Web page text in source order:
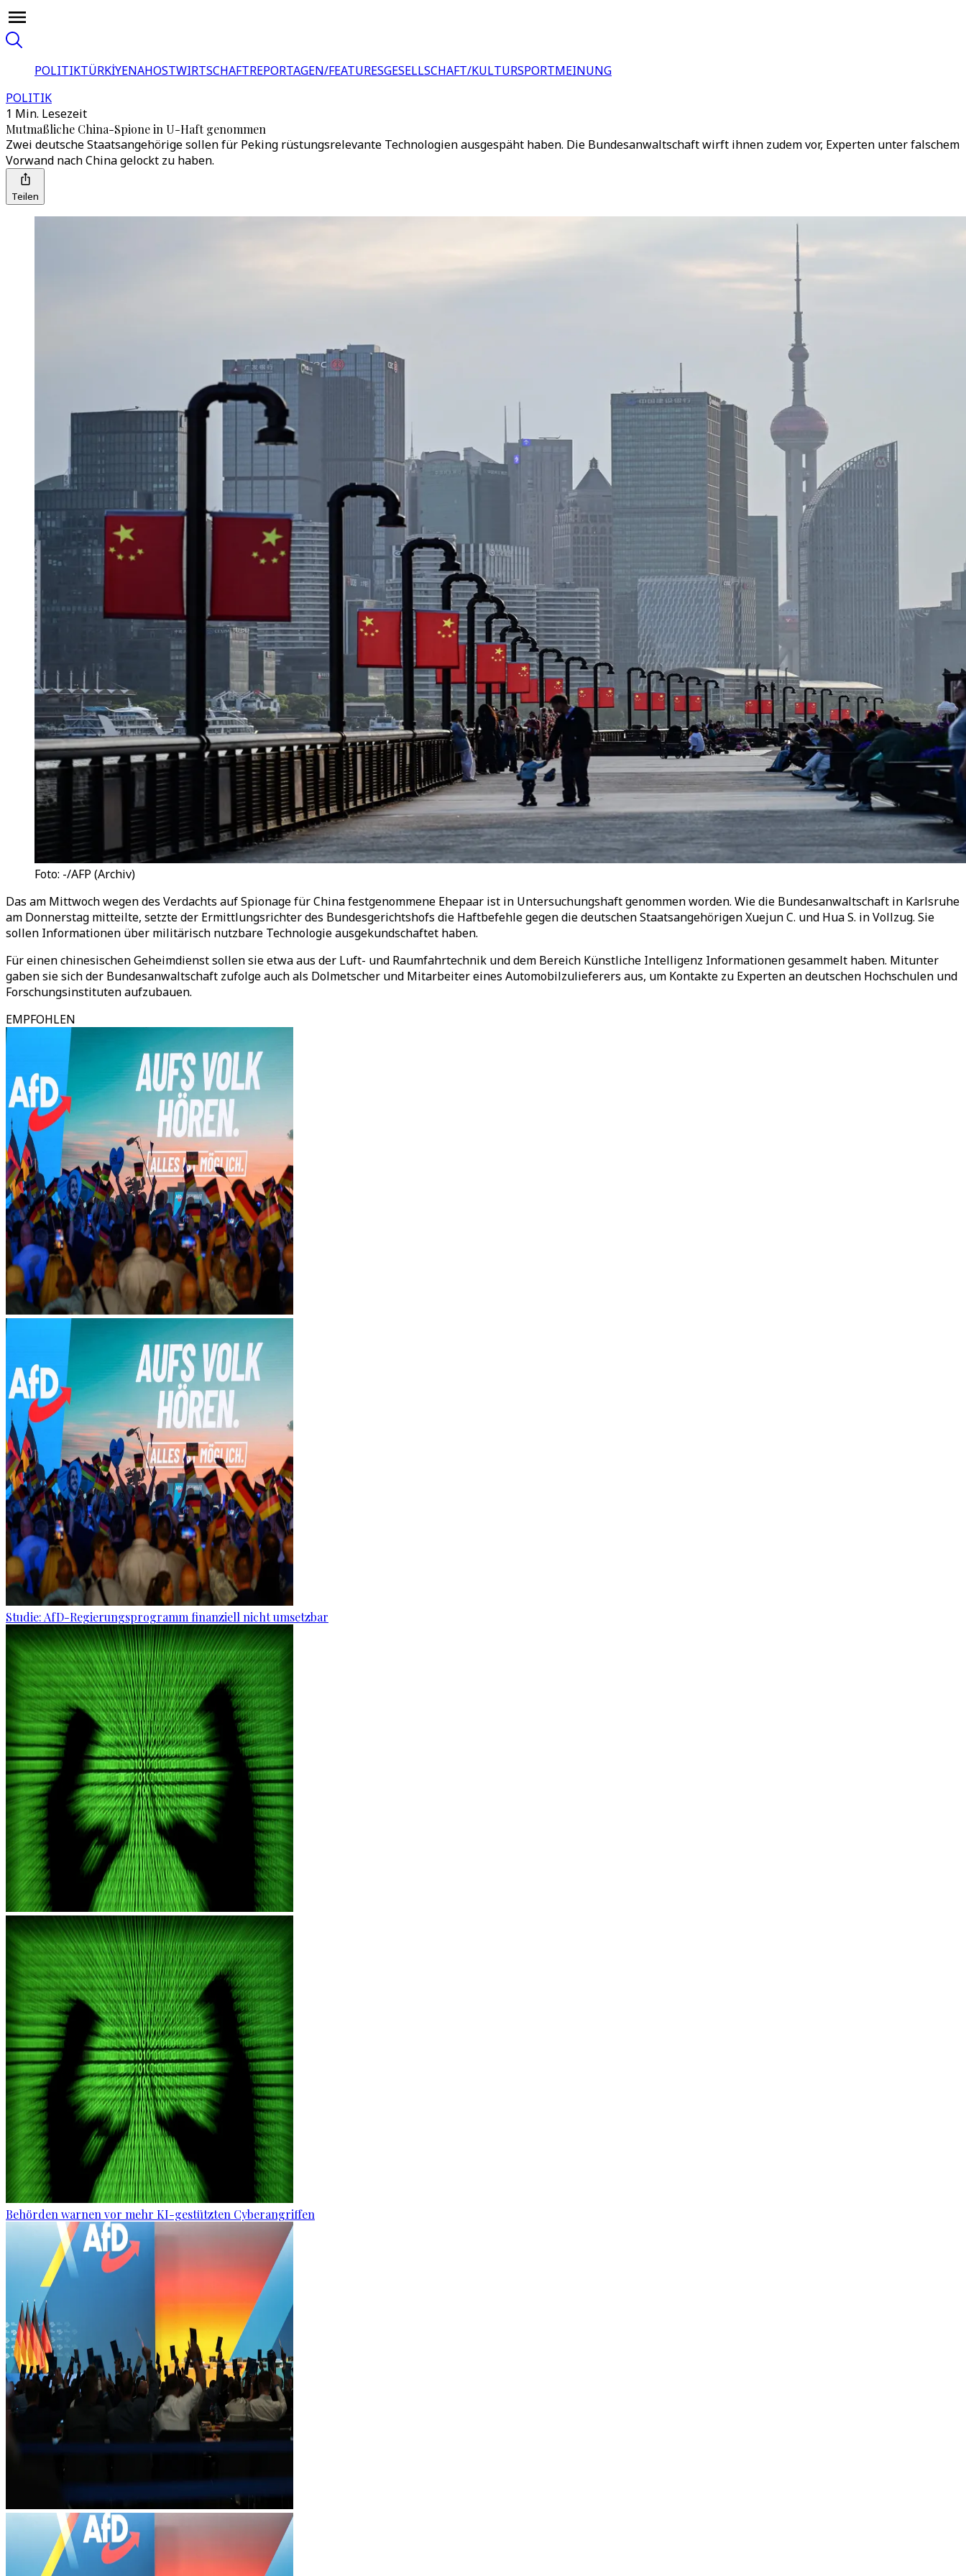
POLITIKTÜRKİYENAHOSTWIRTSCHAFTREPORTAGEN/FEATURESGESELLSCHAFT/KULTURSPORTMEINUNG
POLITIK
1 Min. Lesezeit
Mutmaßliche China-Spione in U-Haft genommen
Zwei deutsche Staatsangehörige sollen für Peking rüstungsrelevante Technologien ausgespäht haben. Die Bundesanwaltschaft wirft ihnen zudem vor, Experten unter falschem
Vorwand nach China gelockt zu haben.
Teilen
Foto: -/AFP (Archiv)
Das am Mittwoch wegen des Verdachts auf Spionage für China festgenommene Ehepaar ist in Untersuchungshaft genommen worden. Wie die Bundesanwaltschaft in Karlsruhe
am Donnerstag mitteilte, setzte der Ermittlungsrichter des Bundesgerichtshofs die Haftbefehle gegen die deutschen Staatsangehörigen Xuejun C. und Hua S. in Vollzug. Sie
sollen Informationen über militärisch nutzbare Technologie ausgekundschaftet haben.
Für einen chinesischen Geheimdienst sollen sie etwa aus der Luft- und Raumfahrtechnik und dem Bereich Künstliche Intelligenz Informationen gesammelt haben. Mitunter
gaben sie sich der Bundesanwaltschaft zufolge auch als Dolmetscher und Mitarbeiter eines Automobilzulieferers aus, um Kontakte zu Experten an deutschen Hochschulen und
Forschungsinstituten aufzubauen.
EMPFOHLEN
Studie: AfD-Regierungsprogramm finanziell nicht umsetzbar
Behörden warnen vor mehr KI-gestützten Cyberangriffen